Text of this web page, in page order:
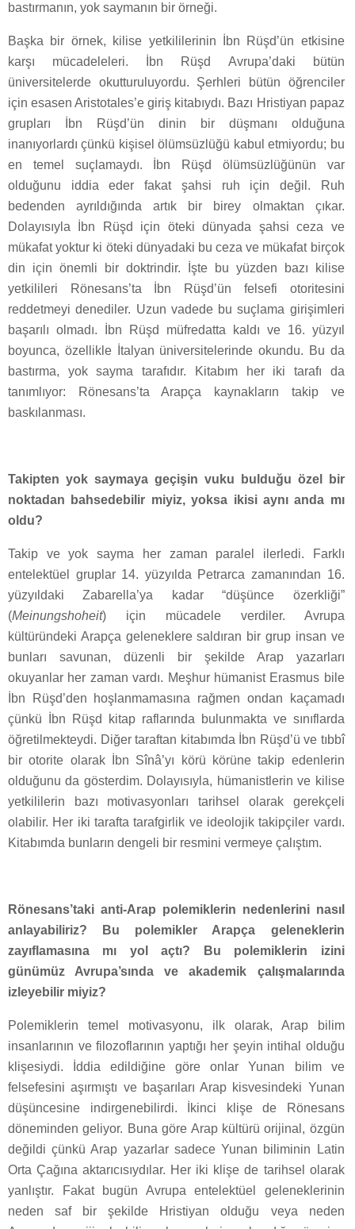
bastırmanın, yok saymanın bir örneği.
Başka bir örnek, kilise yetkililerinin İbn Rüşd’ün etkisine
karşı mücadeleleri. İbn Rüşd Avrupa’daki bütün
üniversitelerde okutturuluyordu. Şerhleri bütün öğrenciler
için esasen Aristotales’e giriş kitabıydı. Bazı Hristiyan papaz
grupları İbn Rüşd’ün dinin bir düşmanı olduğuna
inanıyorlardı çünkü kişisel ölümsüzlüğü kabul etmiyordu; bu
en temel suçlamaydı. İbn Rüşd ölümsüzlüğünün var
olduğunu iddia eder fakat şahsi ruh için değil. Ruh
bedenden ayrıldığında artık bir birey olmaktan çıkar.
Dolayısıyla İbn Rüşd için öteki dünyada şahsi ceza ve
mükafat yoktur ki öteki dünyadaki bu ceza ve mükafat birçok
din için önemli bir doktrindir. İşte bu yüzden bazı kilise
yetkilileri Rönesans’ta İbn Rüşd’ün felsefi otoritesini
reddetmeyi denediler. Uzun vadede bu suçlama girişimleri
başarılı olmadı. İbn Rüşd müfredatta kaldı ve 16. yüzyıl
boyunca, özellikle İtalyan üniversitelerinde okundu. Bu da
bastırma, yok sayma tarafıdır. Kitabım her iki tarafı da
tanımlıyor: Rönesans’ta Arapça kaynakların takip ve
baskılanması.
Takipten yok saymaya geçişin vuku bulduğu özel bir
noktadan bahsedebilir miyiz, yoksa ikisi aynı anda mı
oldu?
Takip ve yok sayma her zaman paralel ilerledi. Farklı
entelektüel gruplar 14. yüzyılda Petrarca zamanından 16.
yüzyıldaki Zabarella’ya kadar “düşünce özerkliği”
(Meinungshoheit) için mücadele verdiler. Avrupa
kültüründeki Arapça geleneklere saldıran bir grup insan ve
bunları savunan, düzenli bir şekilde Arap yazarları
okuyanlar her zaman vardı. Meşhur hümanist Erasmus bile
İbn Rüşd’den hoşlanmamasına rağmen ondan kaçamadı
çünkü İbn Rüşd kitap raflarında bulunmakta ve sınıflarda
öğretilmekteydi. Diğer taraftan kitabımda İbn Rüşd’ü ve tıbbî
bir otorite olarak İbn Sînâ’yı körü körüne takip edenlerin
olduğunu da gösterdim. Dolayısıyla, hümanistlerin ve kilise
yetkililerin bazı motivasyonları tarihsel olarak gerekçeli
olabilir. Her iki tarafta tarafgirlik ve ideolojik takipçiler vardı.
Kitabımda bunların dengeli bir resmini vermeye çalıştım.
Rönesans’taki anti-Arap polemiklerin nedenlerini nasıl
anlayabiliriz? Bu polemikler Arapça geleneklerin
zayıflamasına mı yol açtı? Bu polemiklerin izini
günümüz Avrupa’sında ve akademik çalışmalarında
izleyebilir miyiz?
Polemiklerin temel motivasyonu, ilk olarak, Arap bilim
insanlarının ve filozoflarının yaptığı her şeyin intihal olduğu
klişesiydi. İddia edildiğine göre onlar Yunan bilim ve
felsefesini aşırmıştı ve başarıları Arap kisvesindeki Yunan
düşüncesine indirgenebilirdi. İkinci klişe de Rönesans
döneminden geliyor. Buna göre Arap kültürü orijinal, özgün
değildi çünkü Arap yazarlar sadece Yunan biliminin Latin
Orta Çağına aktarıcısıydılar. Her iki klişe de tarihsel olarak
yanlıştır. Fakat bugün Avrupa entelektüel geleneklerinin
neden saf bir şekilde Hristiyan olduğu veya neden